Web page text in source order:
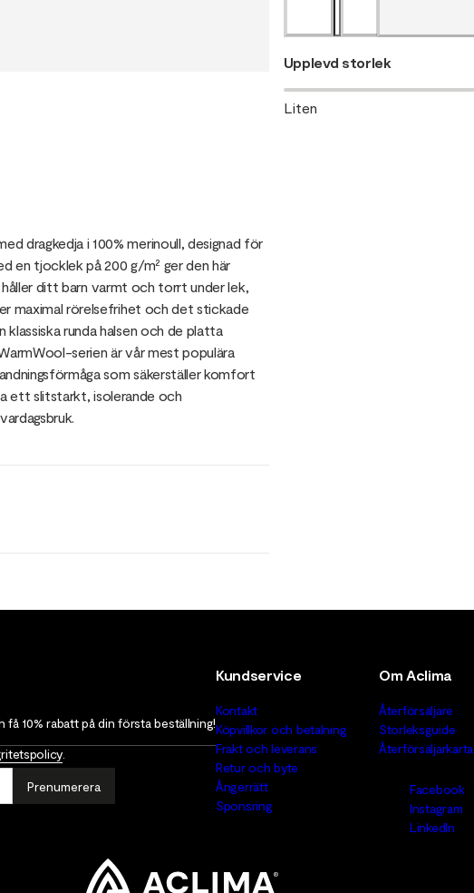
dragkedja i 100% merinoull, designad för
en tjocklek på 200 g/m² ger den här
ditt barn varmt och torrt under lek,
maximal rörelsefrihet och det stickade
runda halsen och de platta
serien är vår mest populära
som säkerställer komfort
ett slitstarkt, isolerande och
Upplevd storlek
Liten
10% rabatt på din första beställning!
Prenumerera
Kundservice
Kontakt
Köpvillkor och betalning
Frakt och leverans
Retur och byte
Ångerrätt
Sponsring
Om Aclima
Återförsäljare
Storleksguide
Återförsäljarkarta
Facebook
Instagram
LinkedIn